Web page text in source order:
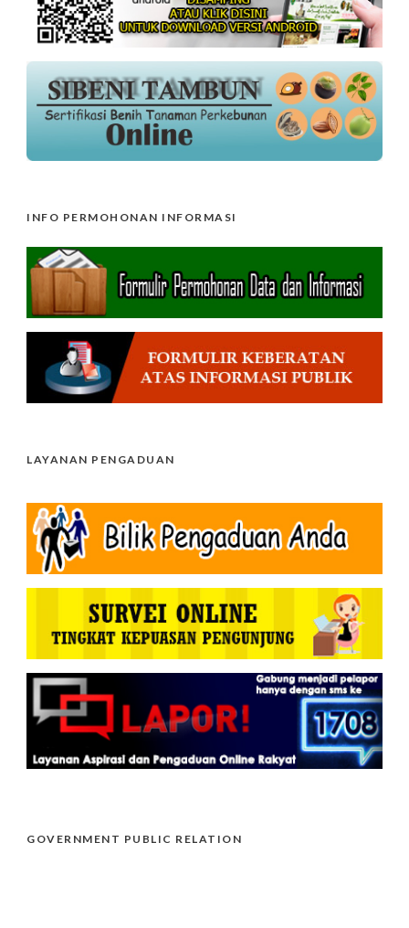
INFO PERMOHONAN INFORMASI
LAYANAN PENGADUAN
GOVERNMENT PUBLIC RELATION